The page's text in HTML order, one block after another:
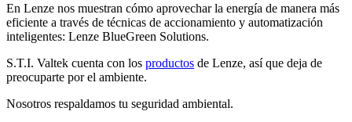
En Lenze nos muestran cómo aprovechar la energía de manera más
eficiente a través de técnicas de accionamiento y automatización
inteligentes: Lenze BlueGreen Solutions.
S.T.I. Valtek cuenta con los productos de Lenze, así que deja de
preocuparte por el ambiente.
Nosotros respaldamos tu seguridad ambiental.